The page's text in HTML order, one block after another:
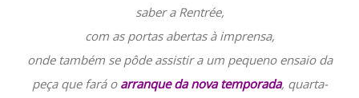
saber a Rentrée,
com as portas abertas à imprensa,
onde também se pôde assistir a um pequeno ensaio da
peça que fará o arranque da nova temporada, quarta-